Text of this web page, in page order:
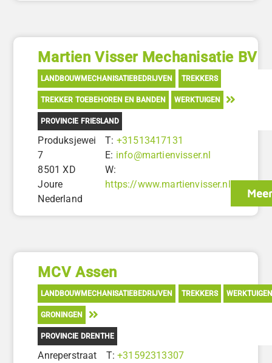
Martien Visser Mechanisatie BV
LANDBOUWMECHANISATIEBEDRIJVEN TREKKERS
TREKKER TOEBEHOREN EN BANDEN WERKTUIGEN
PROVINCIE FRIESLAND
Produksjewei
7
8501 XD
Joure
Nederland
T: +31513417131
E: info@martienvisser.nl
W:
https://www.martienvisser.nl
MCV Assen
LANDBOUWMECHANISATIEBEDRIJVEN TREKKERS WERKTUIGEN
GRONINGEN
PROVINCIE DRENTHE
Anreperstraat
T:+31592313307